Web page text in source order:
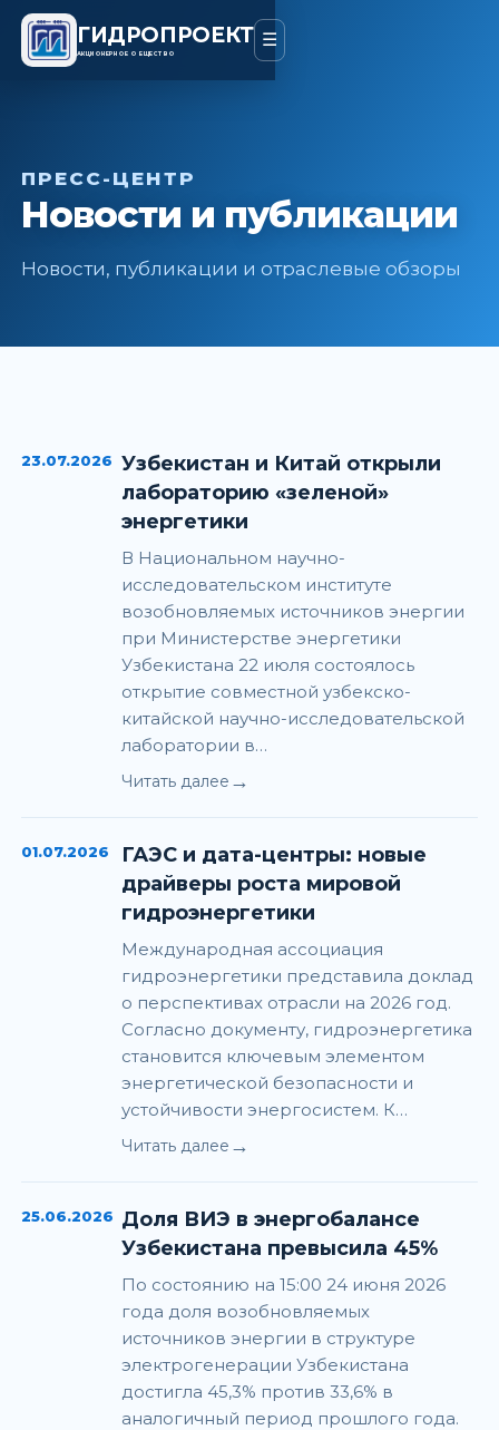
ГИДРОПРОЕКТ
АКЦИОНЕРНОЕ ОБЩЕСТВО
☰
ПРЕСС-ЦЕНТР
Новости и публикации
Новости, публикации и отраслевые обзоры
23.07.2026 Узбекистан и Китай открыли
лабораторию «зеленой»
энергетики
В Национальном научно-
исследовательском институте
возобновляемых источников энергии
при Министерстве энергетики
Узбекистана 22 июля состоялось
открытие совместной узбекско-
китайской научно-исследовательской
лаборатории в…
Читать далее →
01.07.2026
ГАЭС и дата-центры: новые
драйверы роста мировой
гидроэнергетики
Международная ассоциация
гидроэнергетики представила доклад
о перспективах отрасли на 2026 год.
Согласно документу, гидроэнергетика
становится ключевым элементом
энергетической безопасности и
устойчивости энергосистем. К…
Читать далее →
25.06.2026 Доля ВИЭ в энергобалансе
Узбекистана превысила 45%
По состоянию на 15:00 24 июня 2026
года доля возобновляемых
источников энергии в структуре
электрогенерации Узбекистана
достигла 45,3% против 33,6% в
аналогичный период прошлого года.